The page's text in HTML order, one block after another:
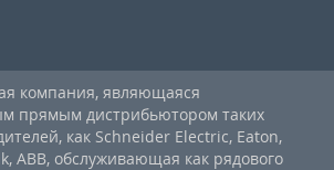
компания, являющаяся
прямым дистрибьютором таких
как Schneider Electric, Eaton,
ABB, обслуживающая как рядового